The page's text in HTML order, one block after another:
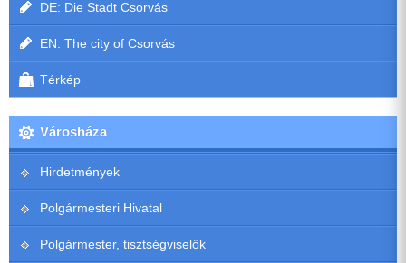
DE: Die Stadt Csorvás
EN: The city of Csorvás
Térkép
Városháza
Hirdetmények
Polgármesteri Hivatal
Polgármester, tisztségviselők